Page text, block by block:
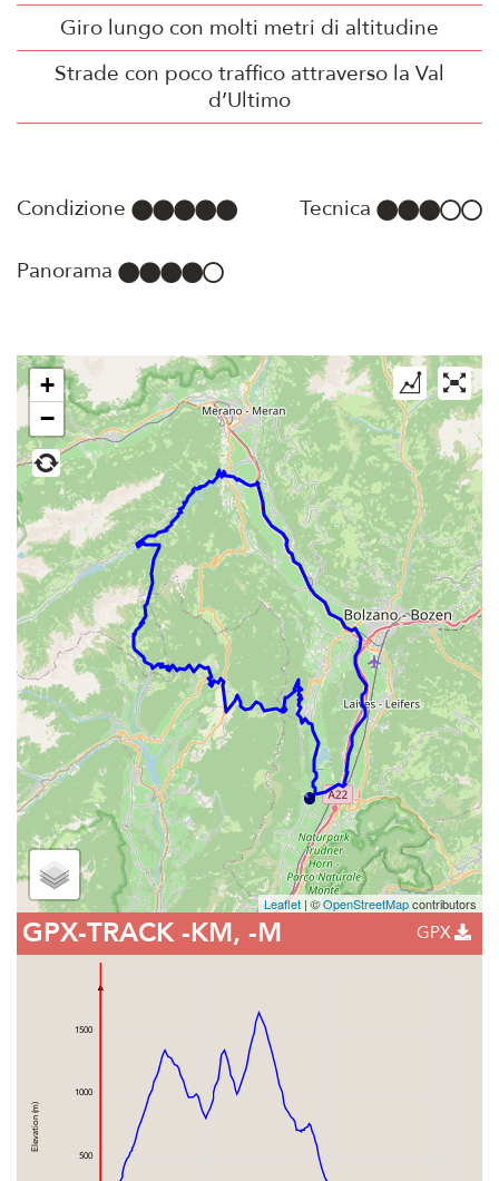
Giro lungo con molti metri di altitudine
Strade con poco traffico attraverso la Val
d’Ultimo
Condizione Tecnica
Panorama
+
−
Leaflet | ©OpenStreetMapcontributors
GPX-TRACK-KM, -M GPX
500
1000
1500
Elevation (m)